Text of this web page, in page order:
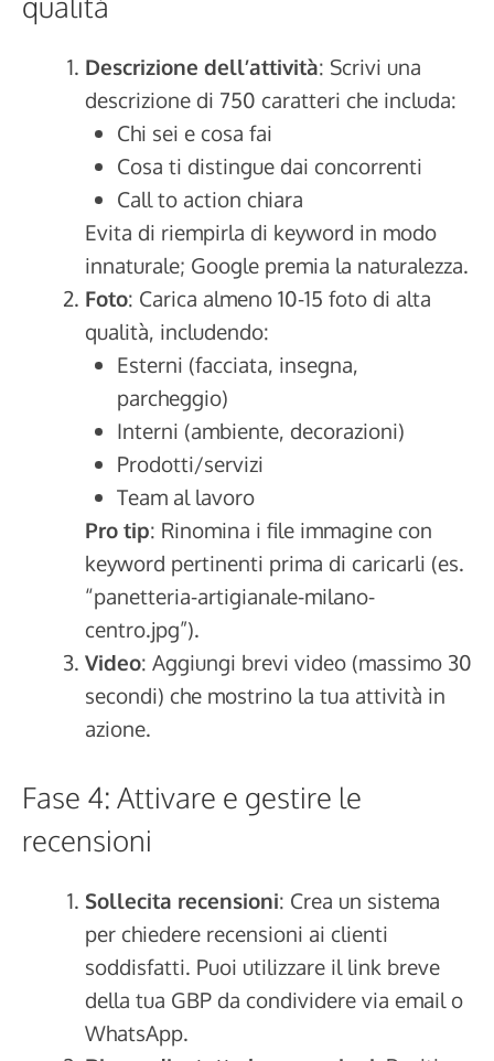
Descrizione dell’attività: Scrivi una
descrizione di 750 caratteri che includa:
Chi sei e cosa fai
Cosa ti distingue dai concorrenti
Call to action chiara
Evita di riempirla di keyword in modo
innaturale; Google premia la naturalezza.
Foto: Carica almeno 10-15 foto di alta
qualità, includendo:
Esterni (facciata, insegna,
parcheggio)
Interni (ambiente, decorazioni)
Prodotti/servizi
Team al lavoro
Pro tip: Rinomina i file immagine con
keyword pertinenti prima di caricarli (es.
“panetteria-artigianale-milano-
centro.jpg”).
Video: Aggiungi brevi video (massimo 30
secondi) che mostrino la tua attività in
azione.
Fase 4: Attivare e gestire le
recensioni
Sollecita recensioni: Crea un sistema
per chiedere recensioni ai clienti
soddisfatti. Puoi utilizzare il link breve
della tua GBP da condividere via email o
WhatsApp.